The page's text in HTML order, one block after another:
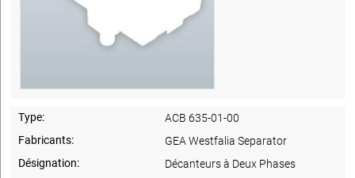
Type:
ACB 635-01-00
Fabricants:
GEA Westfalia Separator
Désignation:
Décanteurs à Deux Phases